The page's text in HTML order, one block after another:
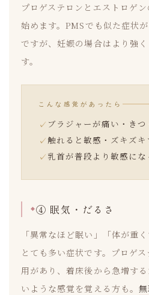
プロゲステロンとエストロゲ
始めます。PMSでも似た症状
ですが、妊娠の場合はより強
す。
こんな感覚があったら
ブラジャーが痛い・きつ
触れると敏感・ズキズキ
乳首が普段より敏感にな
④ 眠気・だるさ
「異常なほど眠い」「体が重
とても多い症状です。プロゲ
用があり、着床後から急増す
いような感覚を覚える方も。